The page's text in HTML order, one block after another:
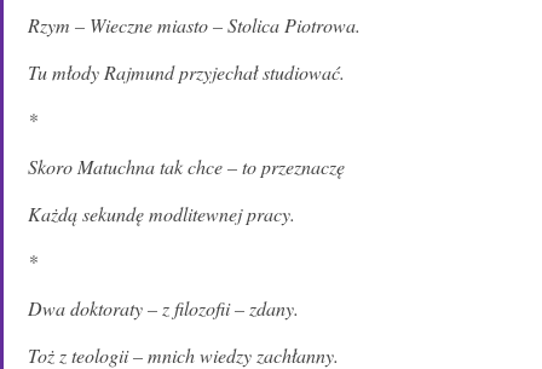
Rzym – Wieczne miasto – Stolica Piotrowa.
Tu młody Rajmund przyjechał studiować.
*
Skoro Matuchna tak chce – to przeznaczę
Każdą sekundę modlitewnej pracy.
*
Dwa doktoraty – z filozofii – zdany.
Toż z teologii – mnich wiedzy zachłanny.